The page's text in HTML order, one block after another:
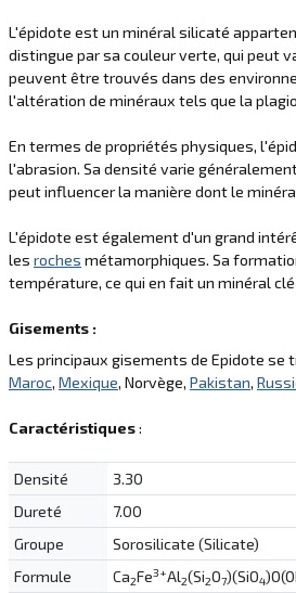
L'épidote est un minéral silicaté
distingue par sa couleur verte, qui peut
peuvent être trouvés dans des
l'altération de minéraux tels que la
En termes de propriétés physiques,
l'abrasion. Sa densité varie
peut influencer la manière dont le
L'épidote est également d'un grand
les roches métamorphiques. Sa
température, ce qui en fait un minéral
Gisements :
Les principaux gisements de Epidote se
Maroc, Mexique, Norvège, Pakistan,
Caractéristiques:
Densité
3.30
Dureté
7.00
Groupe
Sorosilicate (Silicate)
Formule
Ca2Fe3+Al2(Si2O7)(SiO4